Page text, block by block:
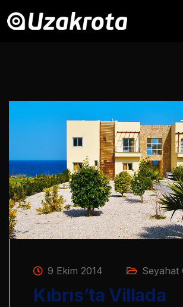
9 Ekim 2014 Seyahat
Kıbrıs’ta Villada